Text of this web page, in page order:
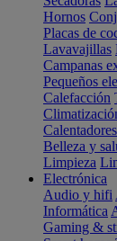
Hornos
Placas de
Lavavajillas
Campanas
Pequeños
Calefacción
Belleza y
Limpieza
Electrónica
Audio y hifi
Informática
Gaming &